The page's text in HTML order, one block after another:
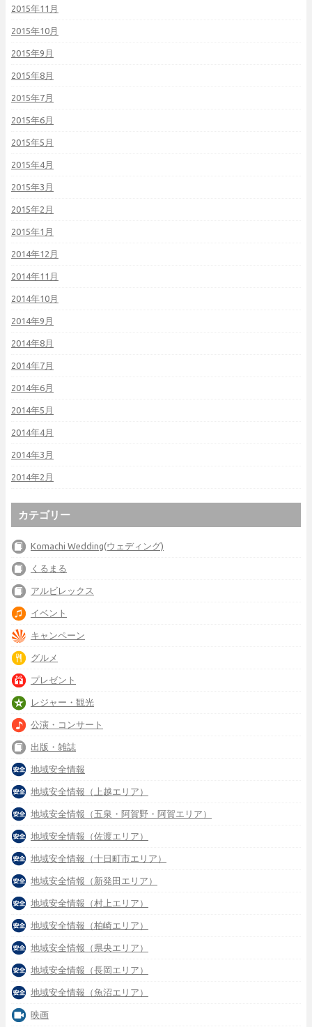
2015年11月
2015年10月
2015年9月
2015年8月
2015年7月
2015年6月
2015年5月
2015年4月
2015年3月
2015年2月
2015年1月
2014年12月
2014年11月
2014年10月
2014年9月
2014年8月
2014年7月
2014年6月
2014年5月
2014年4月
2014年3月
2014年2月
カテゴリー
Komachi Wedding(ウェディング)
くるまる
アルビレックス
イベント
キャンペーン
グルメ
プレゼント
レジャー・観光
公演・コンサート
出版・雑誌
地域安全情報
地域安全情報（上越エリア）
地域安全情報（五泉・阿賀野・阿賀エリア）
地域安全情報（佐渡エリア）
地域安全情報（十日町市エリア）
地域安全情報（新発田エリア）
地域安全情報（村上エリア）
地域安全情報（柏崎エリア）
地域安全情報（県央エリア）
地域安全情報（長岡エリア）
地域安全情報（魚沼エリア）
映画